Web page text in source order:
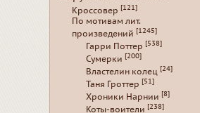
Кроссовер [121]
По мотивам лит.
произведений [1245]
Гарри Поттер [538]
Сумерки [200]
Властелин колец [24]
Таня Гроттер [51]
Хроники Нарнии [8]
Коты-воители [238]